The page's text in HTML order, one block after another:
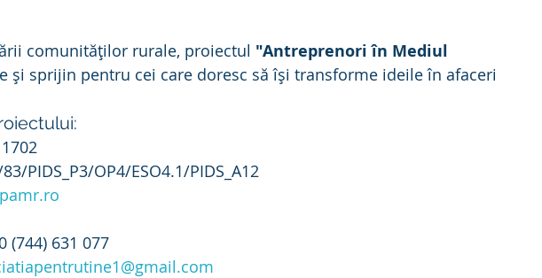
comunităților rurale, proiectul "Antreprenori în Mediul
și sprijin pentru cei care doresc să își transforme ideile în afaceri
PIDS_P3/OP4/ESO4.1/PIDS_A12
(744) 631 077